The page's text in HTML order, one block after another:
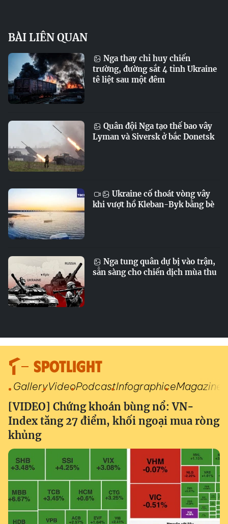
BÀI LIÊN QUAN
Nga thay chỉ huy chiến
trường, đường sắt 4 tỉnh Ukraine
tê liệt sau một đêm
Quân đội Nga tạo thế bao vây
Lyman và Siversk ở bắc Donetsk
Ukraine cố thoát vòng vây
khi vượt hồ Kleban-Byk bằng bè
Nga tung quân dự bị vào trận,
sẵn sàng cho chiến dịch mùa thu
SPOTLIGHT
GalleryVideoPodcastInfographiceMagazine
[VIDEO] Chứng khoán bùng nổ: VN-
Index tăng 27 điểm, khối ngoại mua ròng
khủng